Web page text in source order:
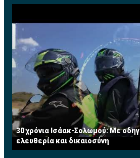
30 χρόνια Ισάακ-Σολωμού: Με
ελευθερία και δικαιοσύνη